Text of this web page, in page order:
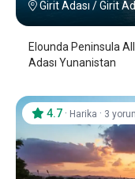
Girit Adası /Girit
Elounda Peninsula
Adası Yunanistan
4.7 · Harika · 3